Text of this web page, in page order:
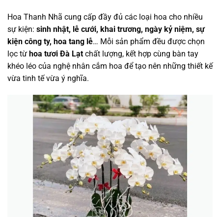
Hoa Thanh Nhã cung cấp đầy đủ các loại hoa cho nhiều
sự kiện: sinh nhật, lễ cưới, khai trương, ngày kỷ niệm, sự
kiện công ty, hoa tang lễ… Mỗi sản phẩm đều được chọn
lọc từ hoa tươi Đà Lạt chất lượng, kết hợp cùng bàn tay
khéo léo của nghệ nhân cắm hoa để tạo nên những thiết kế
vừa tinh tế vừa ý nghĩa.